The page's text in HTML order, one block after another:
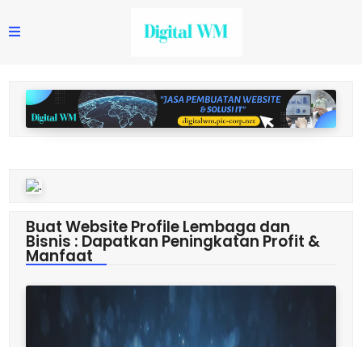
Buat Website Profile Lembaga dan
Bisnis : Dapatkan Peningkatan Profit &
Manfaat